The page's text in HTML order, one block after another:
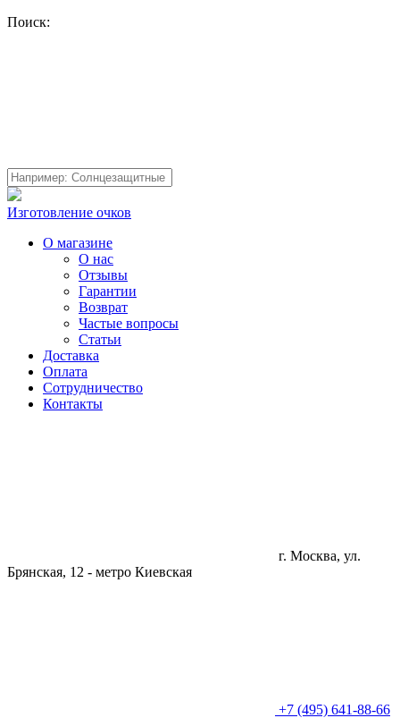
Поиск:
Изготовление очков
О магазине
О нас
Отзывы
Гарантии
Возврат
Частые вопросы
Статьи
Доставка
Оплата
Сотрудничество
Контакты
г. Москва, ул.
Брянская, 12 - метро Киевская
+7 (495) 641-88-66